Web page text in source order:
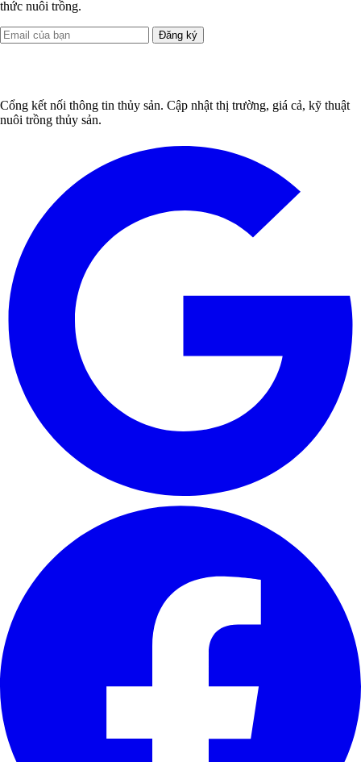
thức nuôi trồng.
Đăng ký
Cổng kết nối thông tin thủy sản. Cập nhật thị trường, giá cả, kỹ thuật
nuôi trồng thủy sản.